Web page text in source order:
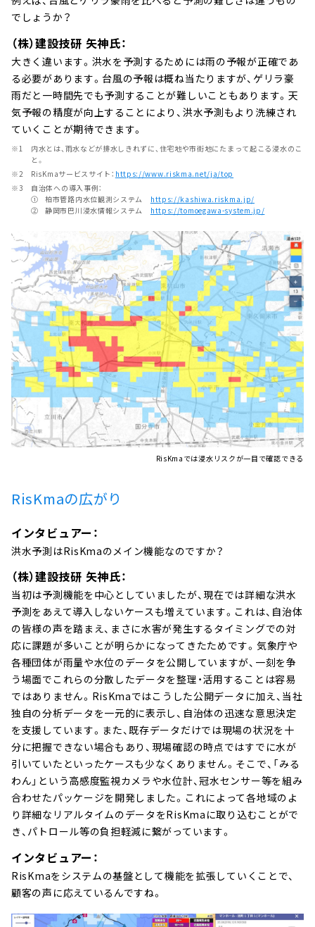
でしょうか？
（株）建設技研 矢神氏：
大きく違います。洪水を予測するためには雨の予報が正確であ
る必要があります。台風の予報は概ね当たりますが、ゲリラ豪
雨だと一時間先でも予測することが難しいこともあります。天
気予報の精度が向上することにより、洪水予測もより洗練され
ていくことが期待できます。
内水とは、雨水などが排水しきれずに、住宅地や市街地にたまって起こる浸水のこ
と。
RisKmaサービスサイト： https://www.riskma.net/ja/top
自治体への導入事例：
①
柏市管路内水位観測システム https://kashiwa.riskma.jp/
②
静岡市巴川浸水情報システム https://tomoegawa-system.jp/
RisKmaでは浸水リスクが一目で確認できる
RisKmaの広がり
インタビュアー：
洪水予測はRisKmaのメイン機能なのですか？
（株）建設技研 矢神氏：
当初は予測機能を中心としていましたが、現在では詳細な洪水
予測をあえて導入しないケースも増えています。これは、自治体
の皆様の声を踏まえ、まさに水害が発生するタイミングでの対
応に課題が多いことが明らかになってきたためです。気象庁や
各種団体が雨量や水位のデータを公開していますが、一刻を争
う場面でこれらの分散したデータを整理・活用することは容易
ではありません。RisKmaではこうした公開データに加え、当社
独自の分析データを一元的に表示し、自治体の迅速な意思決定
を支援しています。また、既存データだけでは現場の状況を十
分に把握できない場合もあり、現場確認の時点ではすでに水が
引いていたといったケースも少なくありません。そこで、「みる
わん」という高感度監視カメラや水位計、冠水センサー等を組み
合わせたパッケージを開発しました。これによって各地域のよ
り詳細なリアルタイムのデータをRisKmaに取り込むことがで
き、パトロール等の負担軽減に繋がっています。
インタビュアー：
RisKmaをシステムの基盤として機能を拡張していくことで、
顧客の声に応えているんですね。